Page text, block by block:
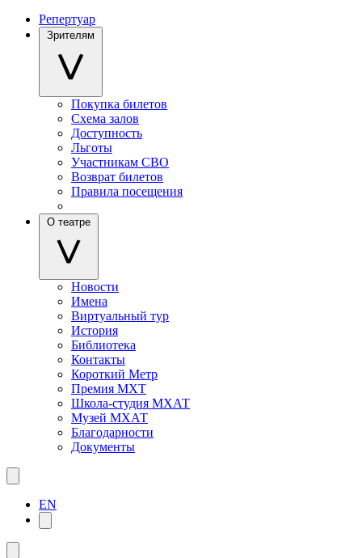
Репертуар
Зрителям
Покупка билетов
Схема залов
Доступность
Льготы
Участникам СВО
Возврат билетов
Правила посещения
О театре
Новости
Имена
Виртуальный тур
История
Библиотека
Контакты
Короткий Метр
Премия МХТ
Школа-студия МХАТ
Музей МХАТ
Благодарности
Документы
EN